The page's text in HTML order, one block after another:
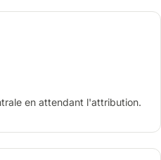
en attendant l'attribution.